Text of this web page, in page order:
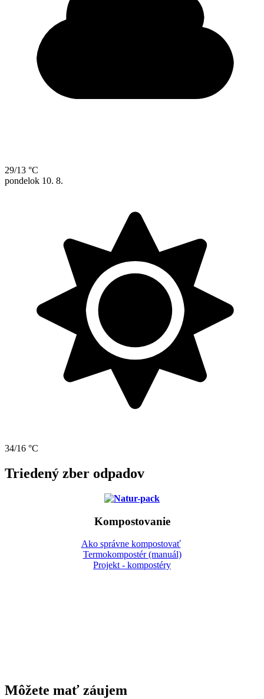
29/13 °C
pondelok 10. 8.
34/16 °C
Triedený zber odpadov
Kompostovanie
Ako správne kompostovať
Termokompostér (manuál)
Projekt - kompostéry
Môžete mať záujem